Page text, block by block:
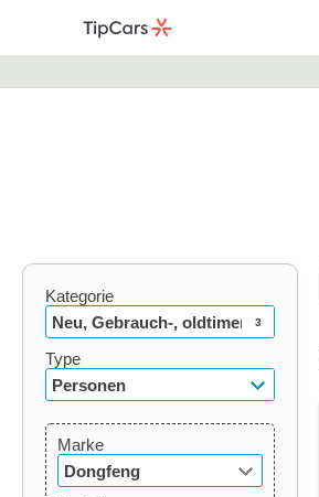
Kategorie
Neu, Gebrauch-, oldtimer
3
Type
Personen
Marke
Dongfeng